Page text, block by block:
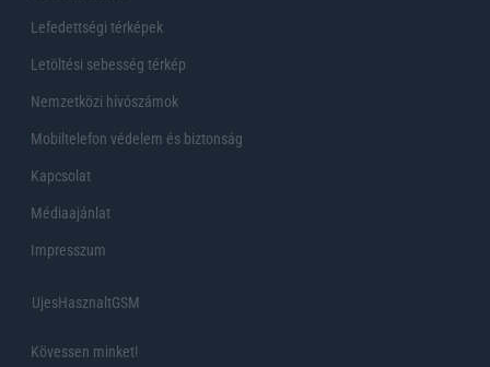
Lefedettségi térképek
Letöltési sebesség térkép
Nemzetközi hívószámok
Mobiltelefon védelem és biztonság
Kapcsolat
Médiaajánlat
Impresszum
UjesHasznaltGSM
Kövessen minket!